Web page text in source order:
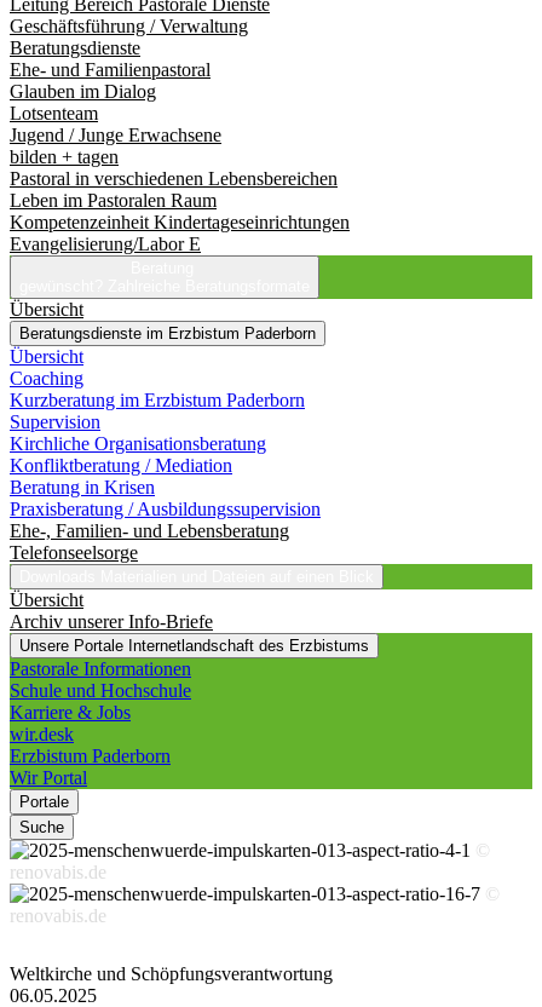
Leitung Bereich Pastorale Dienste
Geschäftsführung / Verwaltung
Beratungsdienste
Ehe- und Familienpastoral
Glauben im Dialog
Lotsenteam
Jugend / Junge Erwachsene
bilden + tagen
Pastoral in verschiedenen Lebensbereichen
Leben im Pastoralen Raum
Kompetenzeinheit Kindertageseinrichtungen
Evangelisierung/Labor E
Übersicht
Beratungsdienste im Erzbistum Paderborn
Übersicht
Coaching
Kurzberatung im Erzbistum Paderborn
Supervision
Kirchliche Organisationsberatung
Konfliktberatung / Mediation
Beratung in Krisen
Praxisberatung / Ausbildungssupervision
Ehe-, Familien- und Lebensberatung
Telefonseelsorge
Übersicht
Archiv unserer Info-Briefe
Unsere Portale Internetlandschaft des Erzbistums
Pastorale Informationen
Schule und Hochschule
Karriere & Jobs
wir.desk
Erzbistum Paderborn
Wir Portal
Portale
Suche
©
renovabis.de
©
renovabis.de
Weltkirche und Schöpfungsverantwortung
06.05.2025